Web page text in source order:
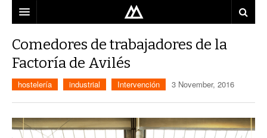
LOCALIZACIÓN
MAPA
EQUIPO
Comedores de trabajadores de la
Factoría de Avilés
hostelería industrial Intervención 3 November, 2016